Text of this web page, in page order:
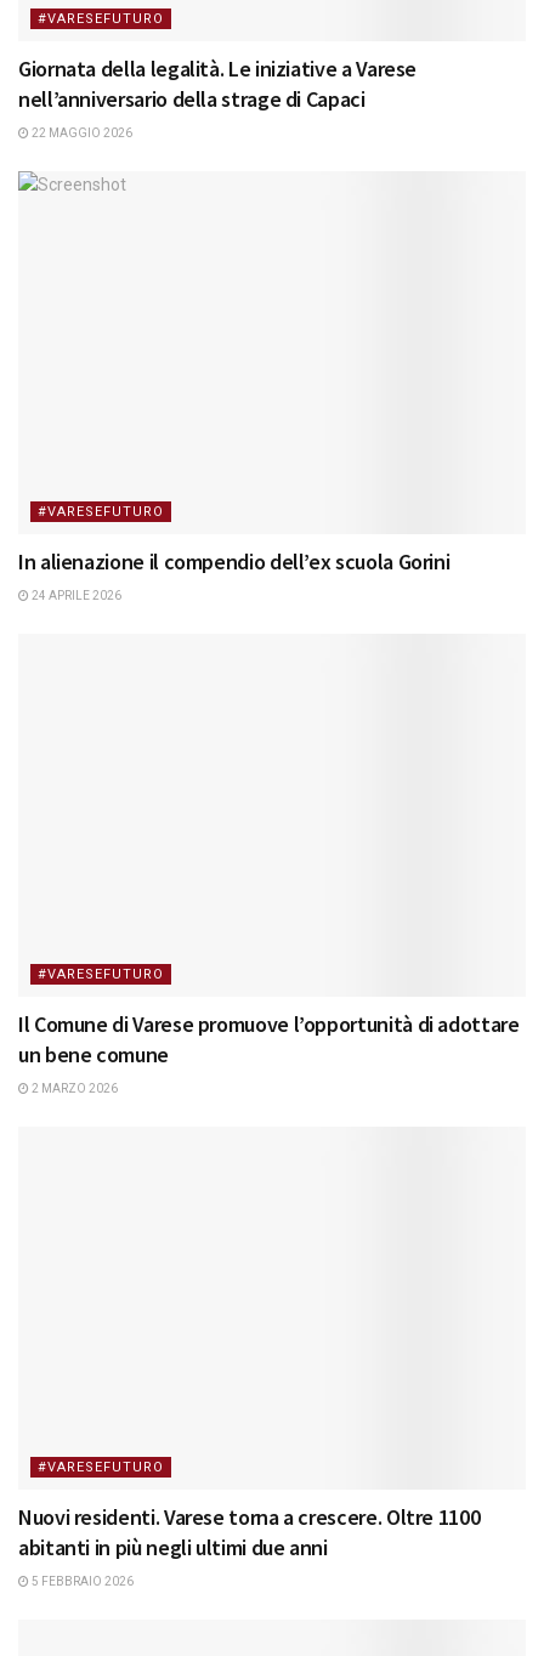
#VARESEFUTURO
Giornata della legalità. Le iniziative a Varese
nell’anniversario della strage di Capaci
22 MAGGIO 2026
#VARESEFUTURO
In alienazione il compendio dell’ex scuola Gorini
24 APRILE 2026
#VARESEFUTURO
Il Comune di Varese promuove l’opportunità di adottare
un bene comune
2 MARZO 2026
#VARESEFUTURO
Nuovi residenti. Varese torna a crescere. Oltre 1100
abitanti in più negli ultimi due anni
5 FEBBRAIO 2026